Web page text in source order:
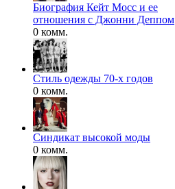
Биография Кейт Мосс и ее
отношения с Джонни Деппом
0 комм.
Стиль одежды 70-х годов
0 комм.
Синдикат высокой моды
0 комм.